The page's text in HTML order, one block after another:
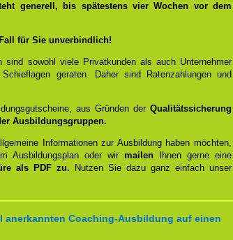
generell, bis spätestens vier Wochen vor dem
für Sie unverbindlich!
sind sowohl viele Privatkunden als auch Unternehmer
geraten. Daher sind Ratenzahlungen und
aus Gründen der Qualitätssicherung
Ausbildungsgruppen.
Informationen zur Ausbildung haben möchten,
Ausbildungsplan oder wir mailen Ihnen gerne eine
als PDF zu. Nutzen Sie dazu ganz einfach unser
anerkannten Coaching-Ausbildung auf einen